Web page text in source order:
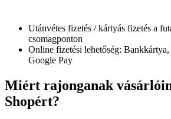
Utánvétes fizetés / kártyás fizetés a
csomagponton
Online fizetési lehetőség:
Google Pay
Miért rajonganak
Shopért?